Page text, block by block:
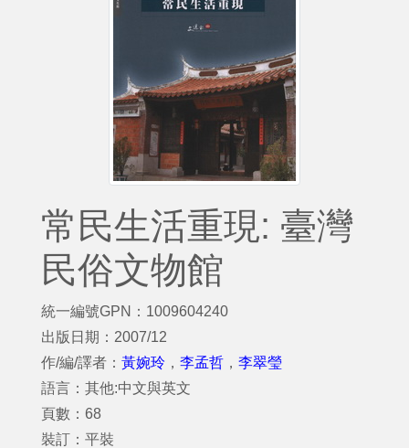
常民生活重現: 臺灣
民俗文物館
統一編號GPN：1009604240
出版日期：2007/12
作/編/譯者： 黃婉玲 ， 李孟哲 ， 李翠瑩
語言：其他:中文與英文
頁數：68
裝訂：平裝